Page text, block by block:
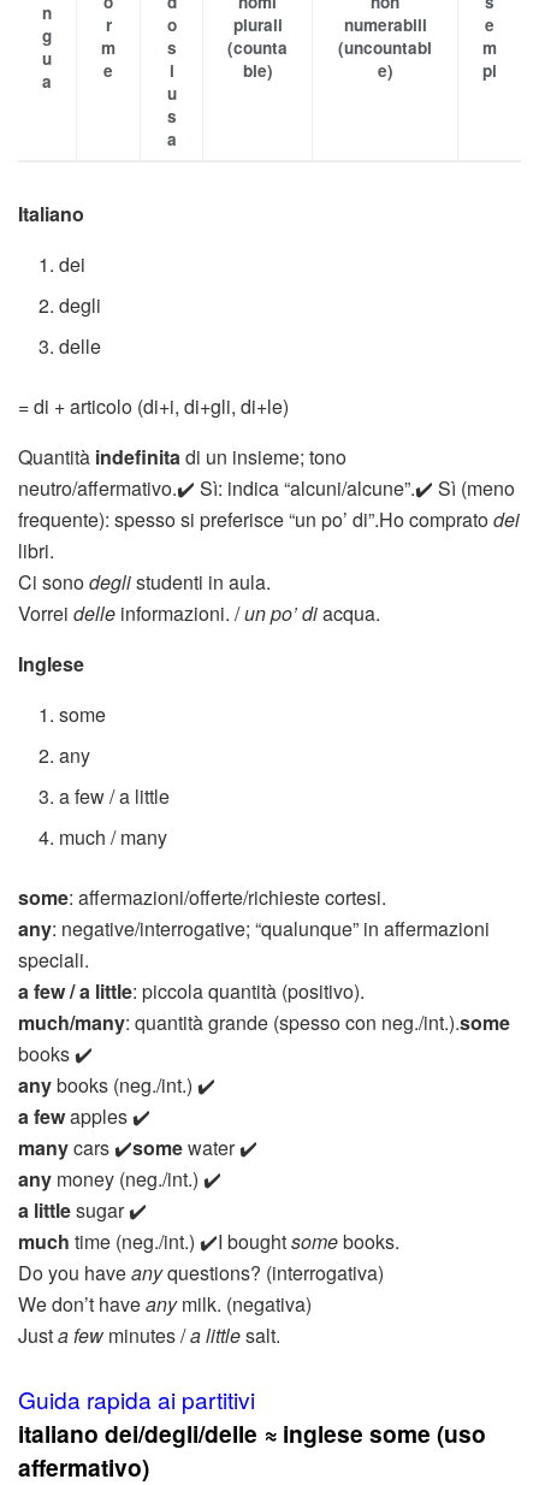
n
g
u
a
r
m
e
o
s
i
u
s
a
plurali
(counta
ble)
numerabili
(uncountabl
e)
e
m
pi
Italiano
dei
degli
delle
= di + articolo (di+i, di+gli, di+le)
Quantità indefinitadi un insieme; tono
neutro/affermativo.✔️ Sì: indica “alcuni/alcune”.✔️ Sì (meno
frequente): spesso si preferisce “un po’ di”.Ho compratodei
libri.
Ci sonodeglistudenti in aula.
Vorrei delle informazioni. /un po’ diacqua.
Inglese
some
any
a few / a little
much / many
some: affermazioni/offerte/richieste cortesi.
any: negative/interrogative; “qualunque” in affermazioni
speciali.
a few / a little: piccola quantità (positivo).
much/many: quantità grande (spesso con neg./int.).some
books ✔️
anybooks (neg./int.) ✔️
a fewapples ✔️
manycars ✔️somewater ✔️
any money (neg./int.) ✔️
a littlesugar ✔️
much time (neg./int.) ✔️I boughtsomebooks.
Do you haveanyquestions? (interrogativa)
We don’t haveanymilk. (negativa)
Justa few minutes /a littlesalt.
Guida rapida ai partitivi
italiano dei/degli/delle ≈ inglese some (uso
affermativo)